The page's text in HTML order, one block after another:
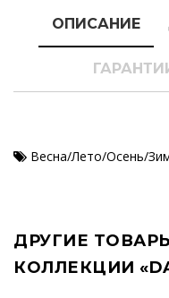
ОПИСАНИЕ
Весна/Лето/Осень/
ДРУГИЕ
КОЛЛЕКЦИИ